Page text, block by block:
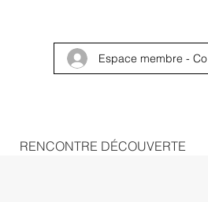
Espace membre -
RENCONTRE DÉCOUVERTE